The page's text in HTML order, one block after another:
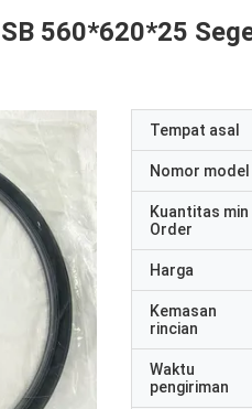
560*620*25
Tempat asal
Nomor model
Kuantitas min
Order
Harga
Kemasan
rincian
Waktu
pengiriman